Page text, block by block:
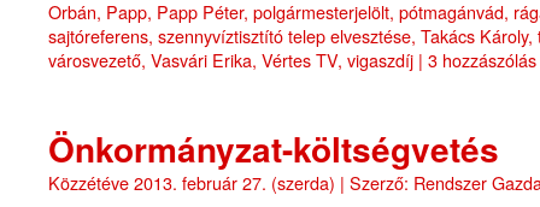
Orbán, Papp, Papp Péter, polgármesterjelölt, pótmagánvád,
sajtóreferens, szennyvíztisztító telep elvesztése, Takács Károly,
városvezető, Vasvári Erika, Vértes TV, vigaszdíj | 3 hozzászólás
Önkormányzat-költségvetés
Közzétéve2013. február 27. (szerda) | Szerző: Rendszer